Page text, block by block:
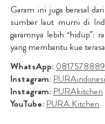
Garam ini juga berasal
sumber laut murni di
garamnya lebih “hidup”:
yang membantu kue
WhatsApp:
Instagram:
Instagram: PURAkitchen
YouTube: PURA Kitchen